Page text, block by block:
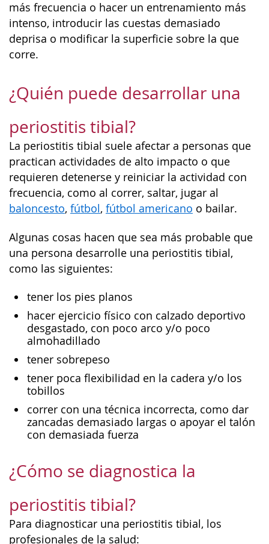
más frecuencia o hacer un entrenamiento más
intenso, introducir las cuestas demasiado
deprisa o modificar la superficie sobre la que
corre.
¿Quién puede desarrollar una
periostitis tibial?
La periostitis tibial suele afectar a personas que
practican actividades de alto impacto o que
requieren detenerse y reiniciar la actividad con
frecuencia, como al correr, saltar, jugar al
baloncesto, fútbol, fútbol americano o bailar.
Algunas cosas hacen que sea más probable que
una persona desarrolle una periostitis tibial,
como las siguientes:
tener los pies planos
hacer ejercicio físico con calzado deportivo
desgastado, con poco arco y/o poco
almohadillado
tener sobrepeso
tener poca flexibilidad en la cadera y/o los
tobillos
correr con una técnica incorrecta, como dar
zancadas demasiado largas o apoyar el talón
con demasiada fuerza
¿Cómo se diagnostica la
periostitis tibial?
Para diagnosticar una periostitis tibial, los
profesionales de la salud: